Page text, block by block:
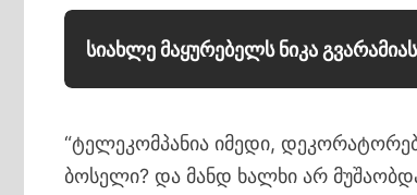
სიახლე მაყურებელს ნიკა
“ტელეკომპანია იმედი,
ბოსელი? და მანდ ხალხი არ